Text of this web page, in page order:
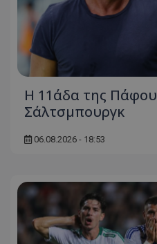
Η 11άδα της
Σάλτσμπουργκ
06.08.2026 - 18:53